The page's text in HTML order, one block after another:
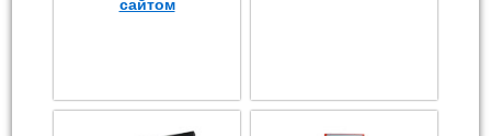
сайтом